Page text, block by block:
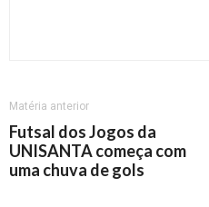
Matéria anterior
Futsal dos Jogos da
UNISANTA começa com
uma chuva de gols